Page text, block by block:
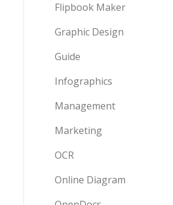
Flipbook Maker
Graphic Design
Guide
Infographics
Management
Marketing
OCR
Online Diagram